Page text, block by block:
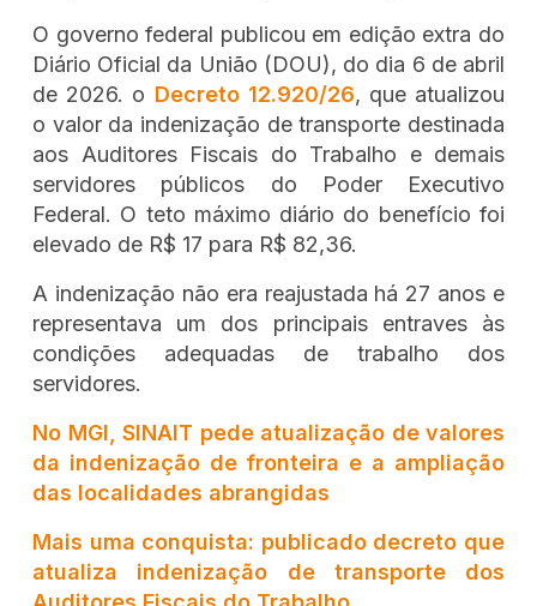
O governo federal publicou em edição extra do
Diário Oficial da União (DOU), do dia 6 de abril
de 2026. o Decreto 12.920/26, que atualizou
o valor da indenização de transporte destinada
aos Auditores Fiscais do Trabalho e demais
servidores públicos do Poder Executivo
Federal. O teto máximo diário do benefício foi
elevado de R$ 17 para R$ 82,36.
A indenização não era reajustada há 27 anos e
representava um dos principais entraves às
condições adequadas de trabalho dos
servidores.
No MGI, SINAIT pede atualização de valores
da indenização de fronteira e a ampliação
das localidades abrangidas
Mais uma conquista: publicado decreto que
atualiza indenização de transporte dos